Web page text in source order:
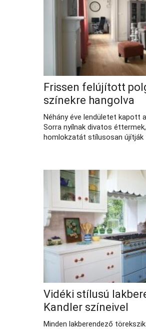
Frissen felújított
színekre hangolva
Néhány éve lendületet kapott
Sorra nyílnak divatos
homlokzatát stílusosan újítják
Vidéki stílusú
Kandler színeivel
Minden lakberendező